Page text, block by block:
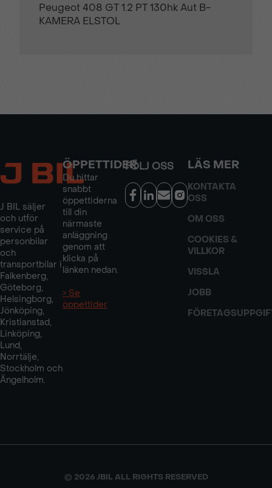
Peugeot 408 GT 1.2 PT 130hk Aut B-
KAMERA ELSTOL
J BIL säljer
och utför
service på
personbilar
och
transportbilar i
Falkenberg,
Göteborg,
Helsingborg,
Jönköping,
Kristianstad,
Linköping,
Lund,
Norrtälje,
Stockholm och
Ängelholm.
ÖPPETTIDER
Du hittar
snabbt
öppettiderna
till din
närmaste
anläggning
genom att
klicka på
länken nedan.
> Se
öppettider
FÖLJ OSS LÄS MER
KONTAKTA
OSS
OM OSS
COOKIES &
VILLKOR
VISSLA
JOBB
© 2026 JBIL ALL RIGHTS RESERVED